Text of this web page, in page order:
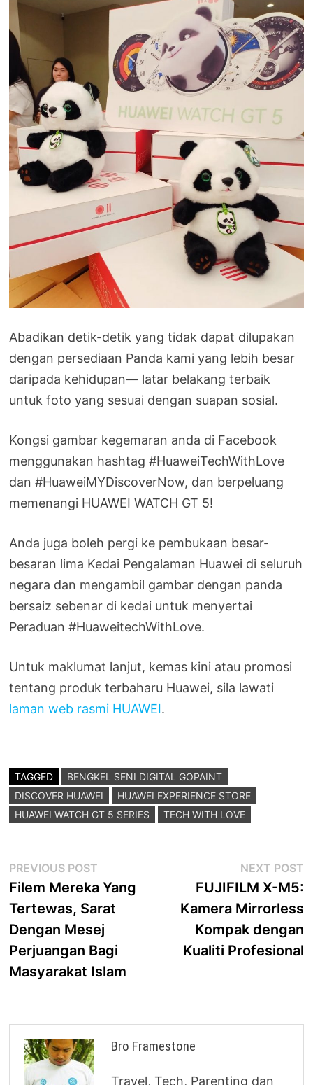
Abadikan detik-detik yang tidak dapat dilupakan
dengan persediaan Panda kami yang lebih besar
daripada kehidupan— latar belakang terbaik
untuk foto yang sesuai dengan suapan sosial.
Kongsi gambar kegemaran anda di Facebook
menggunakan hashtag #HuaweiTechWithLove
dan #HuaweiMYDiscoverNow, dan berpeluang
memenangi HUAWEI WATCH GT 5!
Anda juga boleh pergi ke pembukaan besar-
besaran lima Kedai Pengalaman Huawei di seluruh
negara dan mengambil gambar dengan panda
bersaiz sebenar di kedai untuk menyertai
Peraduan #HuaweitechWithLove.
Untuk maklumat lanjut, kemas kini atau promosi
tentang produk terbaharu Huawei, sila lawati
laman web rasmi HUAWEI.
TAGGED
BENGKEL SENI DIGITAL GOPAINT
DISCOVER HUAWEI
HUAWEI EXPERIENCE STORE
HUAWEI WATCH GT 5 SERIES
TECH WITH LOVE
Post
navigation
PREVIOUS POST
post:
Filem Mereka Yang
Tertewas, Sarat
Dengan Mesej
Perjuangan Bagi
Masyarakat Islam
NEXT POST
FUJIFILM X-M5:
Kamera Mirrorless
Kompak dengan
Kualiti Profesional
Bro Framestone
Travel, Tech, Parenting dan